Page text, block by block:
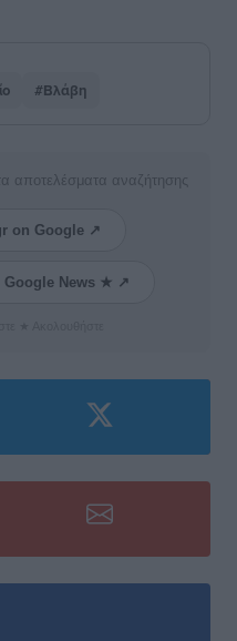
#Βλάβη
αποτελέσματα αναζήτησης
on Google ↗
Google News ★ ↗